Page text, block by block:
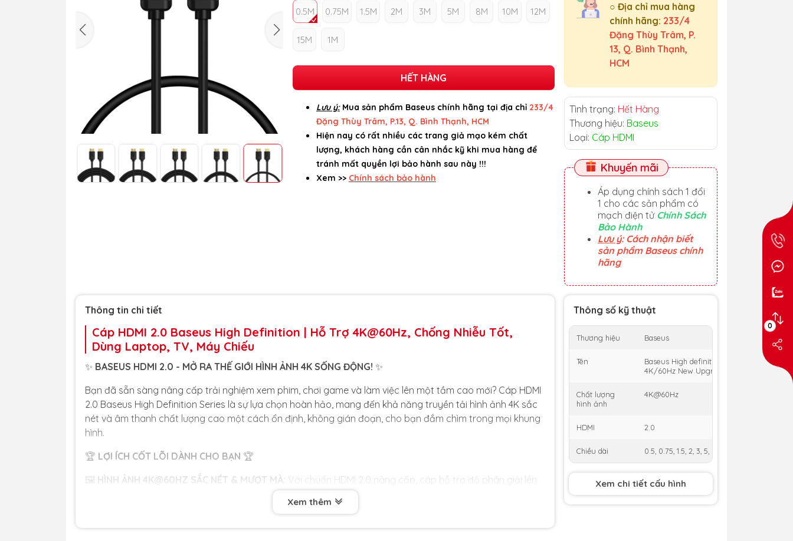
0.5M 0.75M 1.5M 2M 3M 5M 8M 10M 12M
15M 1M
HẾT HÀNG
Lưu ý: Mua sản phẩm Baseus chính hãng tại địa chỉ 233/4
Đặng Thùy Trâm, P.13, Q. Bình Thạnh, HCM
Hiện nay có rất nhiều các trang giả mạo kém chất
lượng, khách hàng cần cân nhắc kỹ khi mua hàng để
tránh mất quyền lợi bảo hành sau này !!!
Xem >> Chính sách bảo hành
0
○ Địa chỉ mua hàng
chính hãng: 233/4
Đặng Thùy Trâm, P.
13, Q. Bình Thạnh,
HCM
Tình trạng: Hết Hàng
Thương hiệu: Baseus
Loại: Cáp HDMI
Khuyến mãi
Áp dụng chính sách 1 đổi
1 cho các sản phẩm có
mạch điện tử Chính Sách
Bảo Hành
Lưu ý: Cách nhận biết
sản phẩm Baseus chính
hãng
Thông số kỹ thuật
Thương hiệu Baseus
Tên
Baseus High definition Series HDMI To
4K/60Hz New Upgraded 2.0
Chất lượng
hình ảnh
4K@60Hz
HDMI 2.0
Chiều dài 0.5, 0.75, 1.5, 2, 3, 5, 8 (m)
Xem chi tiết cấu hình
Thông tin chi tiết
Cáp HDMI 2.0 Baseus High Definition | Hỗ Trợ 4K@60Hz, Chống Nhiễu Tốt,
Dùng Laptop, TV, Máy Chiếu
✨ BASEUS HDMI 2.0 - MỞ RA THẾ GIỚI HÌNH ẢNH 4K SỐNG ĐỘNG! ✨
Bạn đã sẵn sàng nâng cấp trải nghiệm xem phim, chơi game và làm việc lên một tầm cao mới? Cáp HDMI
2.0 Baseus High Definition Series là sự lựa chọn hoàn hảo, mang đến khả năng truyền tải hình ảnh 4K sắc
nét và âm thanh chất lượng cao một cách ổn định, không gián đoạn, cho bạn đắm chìm trong mọi khung
hình.
🏆 LỢI ÍCH CỐT LÕI DÀNH CHO BẠN 🏆
🖼️ HÌNH ẢNH 4K@60HZ SẮC NÉT & MƯỢT MÀ: Với chuẩn HDMI 2.0 nâng cấp, cáp hỗ trợ độ phân giải lên
đến 4K ở tần số quét 60Hz, mang lại hình ảnh chi tiết, sống động và các chuyển động mượt mà. Lý tưởng
cho việc xem phim bom tấn, chơi game đồ họa cao hay trình chiếu chuyên nghiệp.
🛡️TÍN HIỆU ỔN ĐỊNH, CHỐNG NHIỄU TUYỆT ĐỐI:Đầu cắm được mạ vàng 24K chống oxy hóa, kết hợp với
Xem thêm